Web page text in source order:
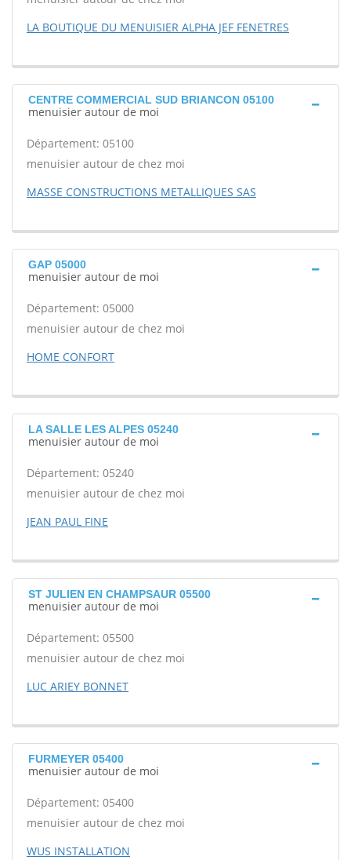
LA BOUTIQUE DU MENUISIER ALPHA JEF FENETRES
CENTRE COMMERCIAL SUD BRIANCON 05100
menuisier autour de moi
Département: 05100
menuisier autour de chez moi
MASSE CONSTRUCTIONS METALLIQUES SAS
GAP 05000
menuisier autour de moi
Département: 05000
menuisier autour de chez moi
HOME CONFORT
LA SALLE LES ALPES 05240
menuisier autour de moi
Département: 05240
menuisier autour de chez moi
JEAN PAUL FINE
ST JULIEN EN CHAMPSAUR 05500
menuisier autour de moi
Département: 05500
menuisier autour de chez moi
LUC ARIEY BONNET
FURMEYER 05400
menuisier autour de moi
Département: 05400
menuisier autour de chez moi
WUS INSTALLATION